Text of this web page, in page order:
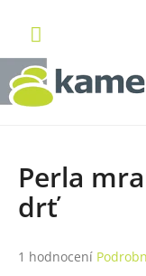
obsah
Perla
drť
Průměrné
1 hodnocení